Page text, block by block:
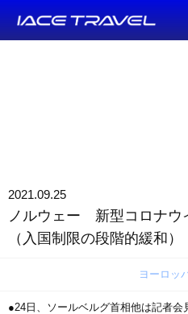
2021.09.25
ノルウェー 新型コロナウ
（入国制限の段階的緩和）
ヨーロッ
●24日、ソールベルグ首相他は記者